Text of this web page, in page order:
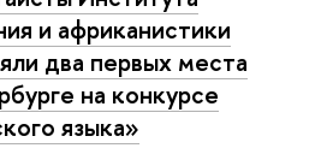
и африканистики
два первых места
на конкурсе
языка»